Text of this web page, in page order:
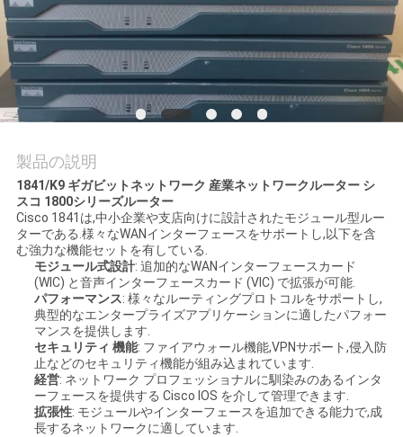
品
質
管
理
連
絡
く
製品の説明
1841/K9 ギガビットネットワーク 産業ネットワークルーター シ
スコ 1800シリーズルーター
Cisco 1841は,中小企業や支店向けに設計されたモジュール型ルー
ターである.様々なWANインターフェースをサポートし,以下を含
む強力な機能セットを有している.
モジュール式設計: 追加的なWANインターフェースカード
(WIC) と音声インターフェースカード (VIC) で拡張が可能.
パフォーマンス: 様々なルーティングプロトコルをサポートし,
典型的なエンタープライズアプリケーションに適したパフォー
マンスを提供します.
セキュリティ 機能: ファイアウォール機能,VPNサポート,侵入防
止などのセキュリティ機能が組み込まれています.
経営: ネットワーク プロフェッショナルに馴染みのあるインタ
ーフェースを提供する Cisco IOS を介して管理できます.
拡張性: モジュールやインターフェースを追加できる能力で,成
長するネットワークに適しています.